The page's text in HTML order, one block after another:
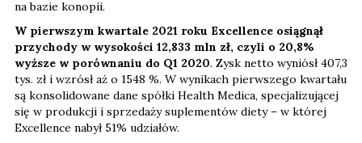
na bazie konopii.
W pierwszym kwartale 2021 roku Excellence osiągnął
przychody w wysokości 12,833 mln zł, czyli o 20,8%
wyższe w porównaniu do Q1 2020. Zysk netto wyniósł 407,3
tys. zł i wzrósł aż o 1548 %. W wynikach pierwszego kwartału
są konsolidowane dane spółki Health Medica, specjalizującej
się w produkcji i sprzedaży suplementów diety – w której
Excellence nabył 51% udziałów.